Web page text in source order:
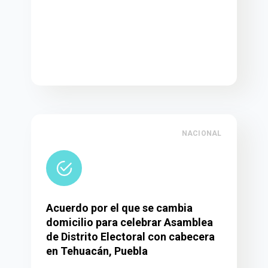
NACIONAL
Acuerdo por el que se cambia
domicilio para celebrar Asamblea
de Distrito Electoral con cabecera
en Tehuacán, Puebla